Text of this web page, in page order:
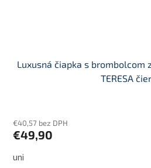
Luxusná čiapka s brombolcom
TERESA
€40,57 bez DPH
€49,90
uni